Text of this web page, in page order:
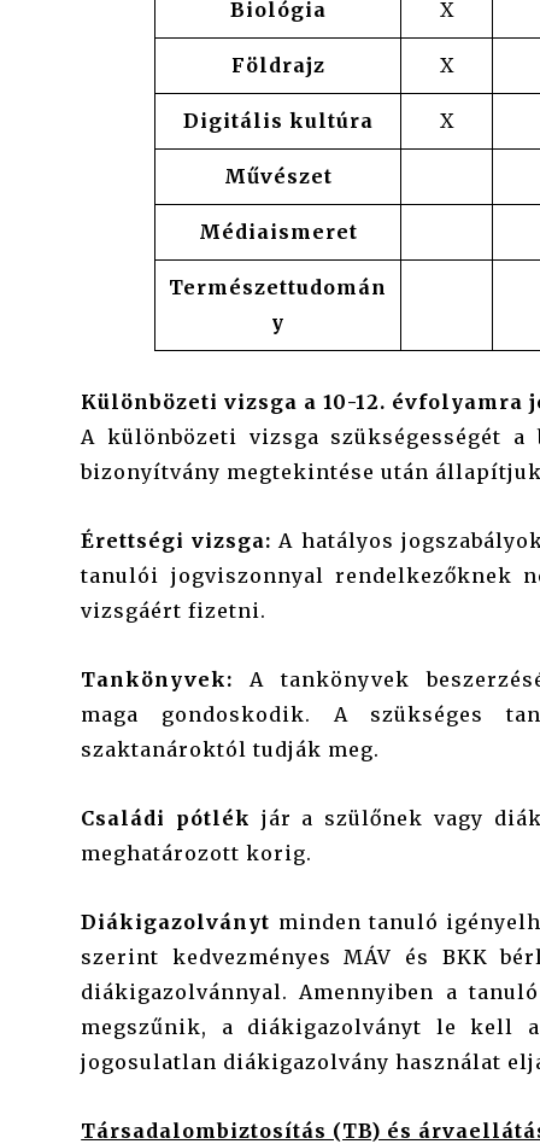
Biológia X
Földrajz X
Digitális kultúra X
Művészet
Médiaismeret
Természettudomán
y
Különbözeti vizsga a 10-12.
A különbözeti vizsga szükségességét a
bizonyítvány megtekintése után
Érettségi vizsga: A hatályos
tanulói jogviszonnyal rendelkezőknek
vizsgáért fizetni.
Tankönyvek: A tankönyvek
maga gondoskodik. A szükséges
szaktanároktól tudják meg.
Családi pótlék jár a szülőnek vagy
meghatározott korig.
Diákigazolványt minden tanuló
szerint kedvezményes MÁV és BKK
diákigazolvánnyal. Amennyiben a
megszűnik, a diákigazolványt le kell
jogosulatlan diákigazolvány használat
Társadalombiztosítás (TB) és